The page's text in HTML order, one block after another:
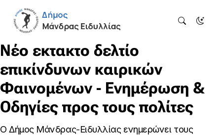
Νέο εκτακτο δελτίο
επικίνδυνων καιρικών
Φαινομένων - Ενημέρωση &
Οδηγίες προς τους πολίτες
Ο Δήμος Μάνδρας-Ειδυλλίας ενημερώνει τους